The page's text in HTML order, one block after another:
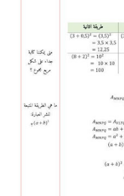
الرياضيات
بحوث التاريخ و الجغرافيا
بحوث الفيزياء و الكيمياء
العلوم الطبيعية
اللغة الفرنسية
اللغة الانجليزية